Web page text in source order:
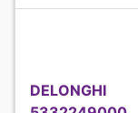
DELONGHI